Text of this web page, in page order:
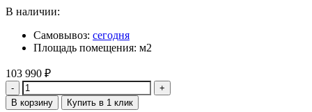
В наличии:
Самовывоз: сегодня
Площадь помещения: м2
103 990 ₽
Количество
В корзину Купить в 1 клик